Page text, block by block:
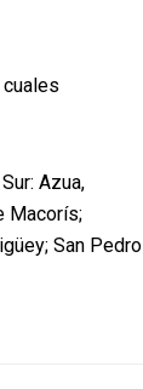
Azua,
Macorís;
San Pedro